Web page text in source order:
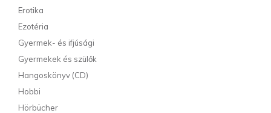
Erotika
Ezotéria
Gyermek- és ifjúsági
Gyermekek és szülők
Hangoskönyv (CD)
Hobbi
Hörbücher